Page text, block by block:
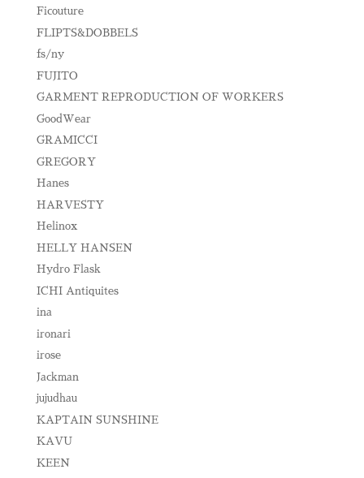
Ficouture
FLIPTS&DOBBELS
fs/ny
FUJITO
GARMENT REPRODUCTION OF WORKERS
GoodWear
GRAMICCI
GREGORY
Hanes
HARVESTY
Helinox
HELLY HANSEN
Hydro Flask
ICHI Antiquites
ina
ironari
irose
Jackman
jujudhau
KAPTAIN SUNSHINE
KAVU
KEEN